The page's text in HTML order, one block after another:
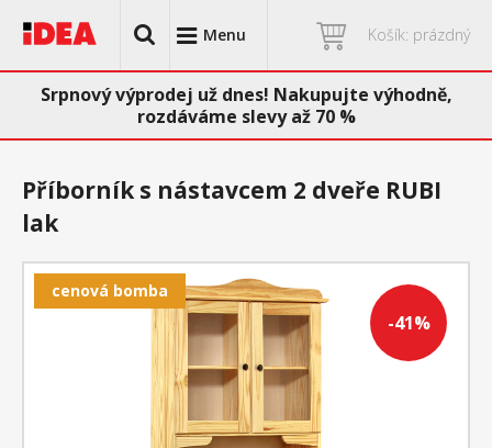
Menu Košík: prázdný
Srpnový výprodej už dnes! Nakupujte výhodně,
rozdáváme slevy až 70 %
-41%
cenová bomba
Příborník s nástavcem 2 dveře RUBI
lak